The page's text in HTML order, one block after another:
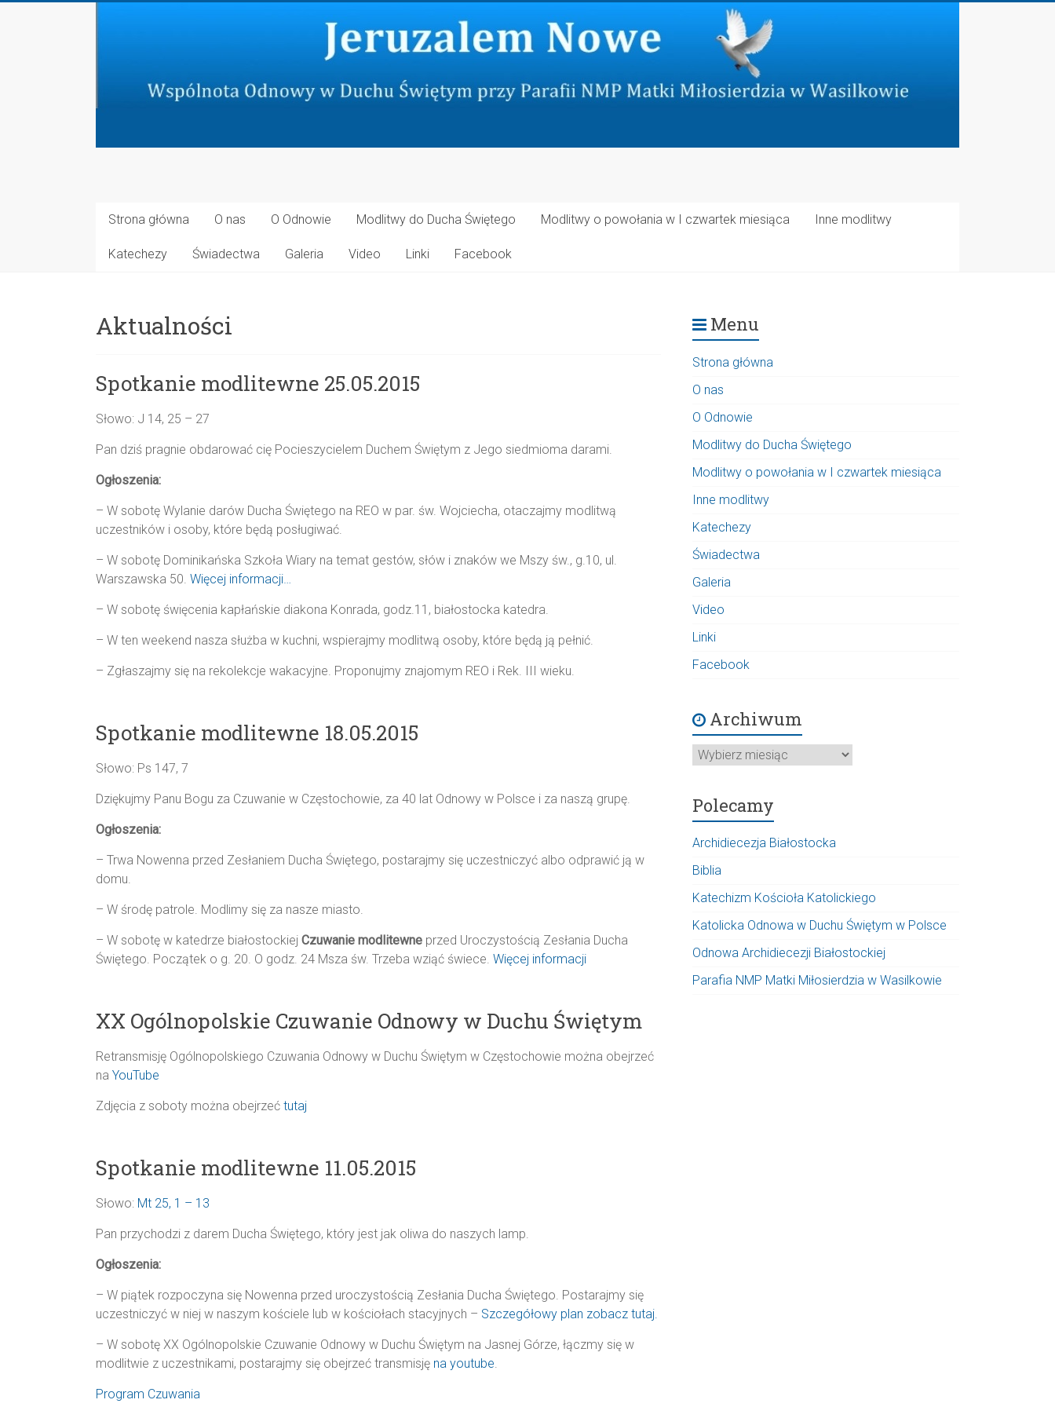
Nowe
Wspólnota
Świętym
NMP
Miłosierdzia
w
Wasilkowie
Strona główna O nas O Odnowie Modlitwy do Ducha Świętego Modlitwy o powołania w I czwartek miesiąca Inne modlitwy
Katechezy Świadectwa Galeria Video Linki Facebook
Aktualności
Spotkanie modlitewne 25.05.2015
Słowo: J 14, 25 – 27
Pan dziś pragnie obdarować cię Pocieszycielem Duchem Świętym z Jego siedmioma darami.
Ogłoszenia:
– W sobotę Wylanie darów Ducha Świętego na REO w par. św. Wojciecha, otaczajmy modlitwą
uczestników i osoby, które będą posługiwać.
– W sobotę Dominikańska Szkoła Wiary na temat gestów, słów i znaków we Mszy św., g.10, ul.
Warszawska 50. Więcej informacji…
– W sobotę święcenia kapłańskie diakona Konrada, godz.11, białostocka katedra.
– W ten weekend nasza służba w kuchni, wspierajmy modlitwą osoby, które będą ją pełnić.
– Zgłaszajmy się na rekolekcje wakacyjne. Proponujmy znajomym REO i Rek. III wieku.
Spotkanie modlitewne 18.05.2015
Słowo: Ps 147, 7
Dziękujmy Panu Bogu za Czuwanie w Częstochowie, za 40 lat Odnowy w Polsce i za naszą grupę.
Ogłoszenia:
– Trwa Nowenna przed Zesłaniem Ducha Świętego, postarajmy się uczestniczyć albo odprawić ją w
domu.
– W środę patrole. Modlimy się za nasze miasto.
– W sobotę w katedrze białostockiej Czuwanie modlitewne przed Uroczystością Zesłania Ducha
Świętego. Początek o g. 20. O godz. 24 Msza św. Trzeba wziąć świece. Więcej informacji
XX Ogólnopolskie Czuwanie Odnowy w Duchu Świętym
Retransmisję Ogólnopolskiego Czuwania Odnowy w Duchu Świętym w Częstochowie można obejrzeć
na YouTube
Zdjęcia z soboty można obejrzeć tutaj
Spotkanie modlitewne 11.05.2015
Słowo: Mt 25, 1 – 13
Pan przychodzi z darem Ducha Świętego, który jest jak oliwa do naszych lamp.
Ogłoszenia:
– W piątek rozpoczyna się Nowenna przed uroczystością Zesłania Ducha Świętego. Postarajmy się
uczestniczyć w niej w naszym kościele lub w kościołach stacyjnych – Szczegółowy plan zobacz tutaj.
– W sobotę XX Ogólnopolskie Czuwanie Odnowy w Duchu Świętym na Jasnej Górze, łączmy się w
modlitwie z uczestnikami, postarajmy się obejrzeć transmisję na youtube.
Program Czuwania
Menu
Strona główna
O nas
O Odnowie
Modlitwy do Ducha Świętego
Modlitwy o powołania w I czwartek miesiąca
Inne modlitwy
Katechezy
Świadectwa
Galeria
Video
Linki
Facebook
Archiwum
Archiwum
Polecamy
Archidiecezja Białostocka
Biblia
Katechizm Kościoła Katolickiego
Katolicka Odnowa w Duchu Świętym w Polsce
Odnowa Archidiecezji Białostockiej
Parafia NMP Matki Miłosierdzia w Wasilkowie